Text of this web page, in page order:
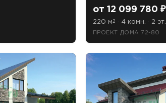
от 12 099 780 ₽
220 м2 · 4 комн. · 2 эт.
ПРОЕКТ ДОМА 72-80